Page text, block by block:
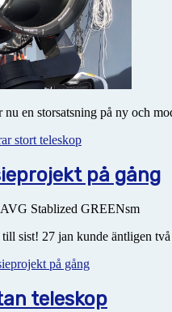
nu en storsatsning på ny och
stort teleskop
på gång
sist! 27 jan kunde äntligen
på gång
teleskop